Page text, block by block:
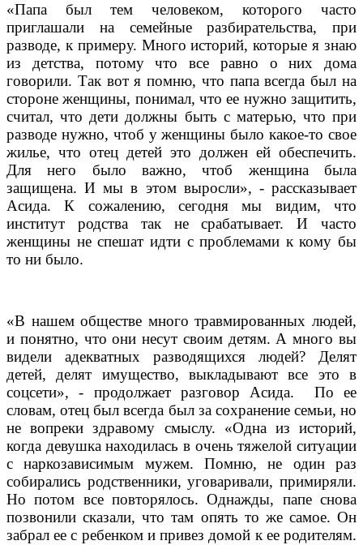
«Папа был тем человеком, которого часто
приглашали на семейные разбирательства, при
разводе, к примеру. Много историй, которые я знаю
из детства, потому что все равно о них дома
говорили. Так вот я помню, что папа всегда был на
стороне женщины, понимал, что ее нужно защитить,
считал, что дети должны быть с матерью, что при
разводе нужно, чтоб у женщины было какое-то свое
жилье, что отец детей это должен ей обеспечить.
Для него было важно, чтоб женщина была
защищена. И мы в этом выросли», - рассказывает
Асида. К сожалению, сегодня мы видим, что
институт родства так не срабатывает. И часто
женщины не спешат идти с проблемами к кому бы
то ни было.
«В нашем обществе много травмированных людей,
и понятно, что они несут своим детям. А много вы
видели адекватных разводящихся людей? Делят
детей, делят имущество, выкладывают все это в
соцсети», - продолжает разговор Асида.
По ее
словам, отец был всегда был за сохранение семьи, но
не вопреки здравому смыслу. «Одна из историй,
когда девушка находилась в очень тяжелой ситуации
с наркозависимым мужем. Помню, не один раз
собирались родственники, уговаривали, примиряли.
Но потом все повторялось. Однажды, папе снова
позвонили сказали, что там опять то же самое. Он
забрал ее с ребенком и привез домой к ее родителям.